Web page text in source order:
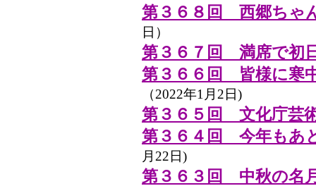
第３６８回 西郷ちゃ
日）
第３６７回 満席で初
第３６６回 皆様に寒
（2022年1月2日)
第３６５回 文化庁芸
第３６４回 今年もあ
月22日)
第３６３回 中秋の名